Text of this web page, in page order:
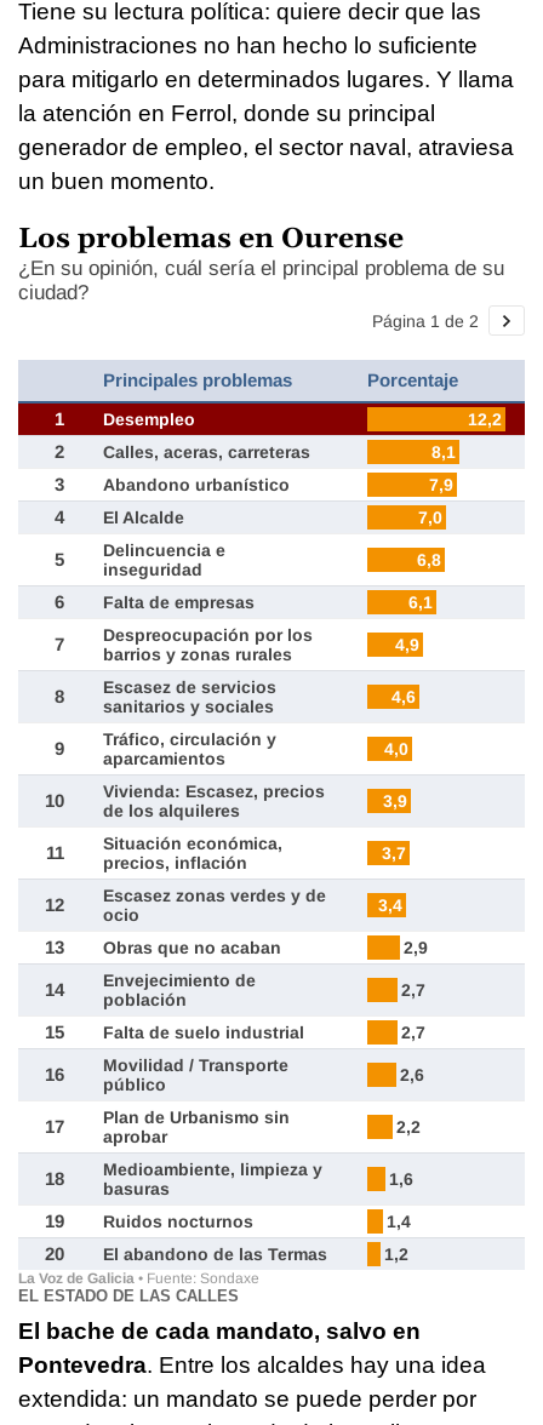
Tiene su lectura política: quiere decir que las
Administraciones no han hecho lo suficiente
para mitigarlo en determinados lugares. Y llama
la atención en Ferrol, donde su principal
generador de empleo, el sector naval, atraviesa
un buen momento.
EL ESTADO DE LAS CALLES
El bache de cada mandato, salvo en
Pontevedra. Entre los alcaldes hay una idea
extendida: un mandato se puede perder por